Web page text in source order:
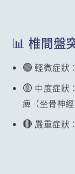
📊 椎間盤
🟢 輕微症狀
🟡 中度症狀
痺（坐骨神經
🔴 嚴重症狀